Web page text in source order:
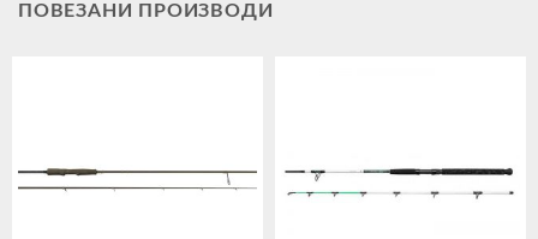
ПОВЕЗАНИ ПРОИЗВОДИ